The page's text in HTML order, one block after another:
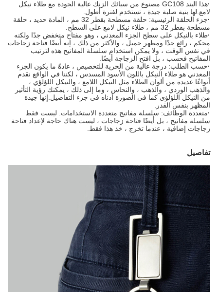
هذا البند GC108 مصنوع من
سبائك الزنك عالية الجودة مع طلاء نيكل
لامع.لها بنية صلبة جيدة ، تستخدم لفترة أطول.
جزء الحلقة الرئيسية: حلقة مسطحة بقطر 32 مم ، المادة حديد ، حلقة
مسطحة بقطر 32 مم ، طلاء نيكل لامع على السطح.
طلاء بالنيكل على سطح الجزء المعدني ، وهو مفتاح منخفض جدًا ولكنه
محكم ، رائع جدًا ومظهر جميل ، والأكثر من ذلك ، إنه أيضًا فتاحة زجاجات
في نفس الوقت ، ولا يمكن استخدام سلسلة المفاتيح هذه لترتيب
المفاتيح فحسب ، بل افتح الزجاجة أيضًا.
حسب الطلب: درجة عالية من الحرية للتخصيص ، عادةً ما يكون الجزء
المعدني هو طلاء النيكل باللون الأسود المسدس ، لكننا في الواقع نقدم
أنواعًا عديدة من ألوان الطلاء مثل النيكل اللامع ، والنيكل اللؤلؤي ،
والذهب الوردي ، والذهب ، والنحاس ، وما إلى ذلك ، يمكنك رؤية التأثير
من النيكل اللؤلؤي كما في الصورة أدناه في جزء التفاصيل.إنها جيدة
المظهر بنفس القدر.
متعددة الوظائف: سلسلة مفاتيح متعددة الاستخدامات. ليست فقط
سلسلة مفاتيح ، بل أيضًا فتاحة زجاجات ، ليست هناك حاجة لإعداد فتاحة
زجاجات إضافية ، عندما تخرج ، خذ هذا فقط.
تفاصيل